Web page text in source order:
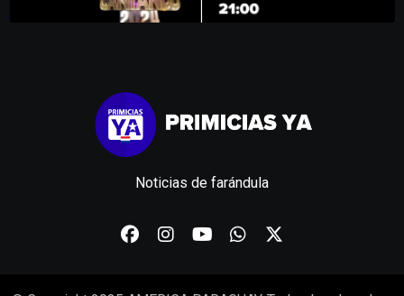
Noticias de farándula